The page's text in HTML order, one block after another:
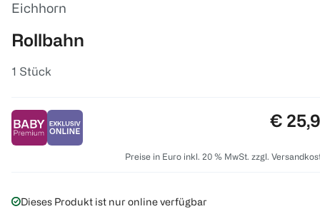
Eichhorn
Rollbahn
1 Stück
Preis:
€
Preise in Euro inkl. 20 % MwSt. zzgl.
Dieses Produkt ist nur online verfügbar